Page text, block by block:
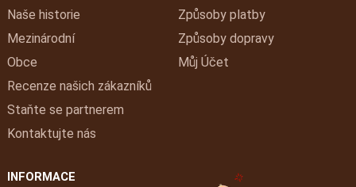
Naše historie
Mezinárodní
Obce
Recenze našich zákazníků
Staňte se partnerem
Kontaktujte nás
Způsoby platby
Způsoby dopravy
Můj Účet
INFORMACE